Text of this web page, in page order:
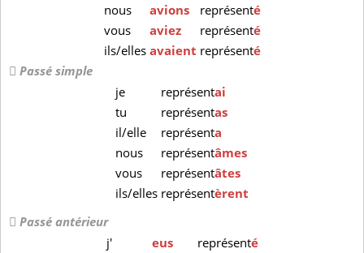
nous
avions représenté
vous
aviez représenté
ils/elles avaient représenté
Passé simple
je
représentai
tu
représentas
il/elle
représenta
nous
représentâmes
vous
représentâtes
ils/elles représentèrent
Passé antérieur
j'
eus représenté